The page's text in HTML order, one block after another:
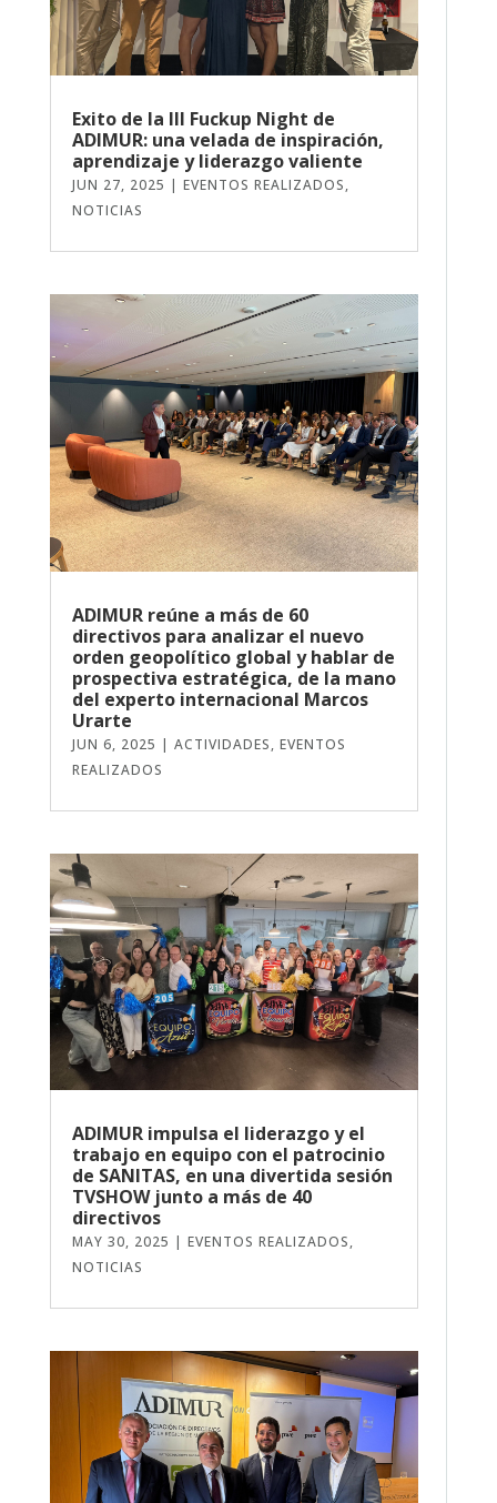
Exito de la III Fuckup Night de
ADIMUR: una velada de inspiración,
aprendizaje y liderazgo valiente
JUN 27, 2025 | EVENTOS REALIZADOS,
NOTICIAS
ADIMUR reúne a más de 60
directivos para analizar el nuevo
orden geopolítico global y hablar de
prospectiva estratégica, de la mano
del experto internacional Marcos
Urarte
JUN 6, 2025 | ACTIVIDADES, EVENTOS
REALIZADOS
ADIMUR impulsa el liderazgo y el
trabajo en equipo con el patrocinio
de SANITAS, en una divertida sesión
TVSHOW junto a más de 40
directivos
MAY 30, 2025 | EVENTOS REALIZADOS,
NOTICIAS